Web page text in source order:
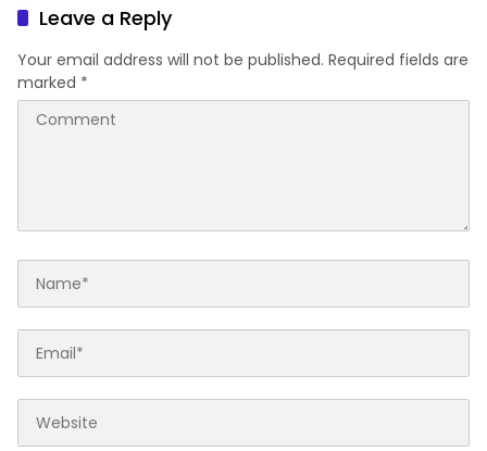
Leave a Reply
Your email address will not be published. Required fields are
marked *